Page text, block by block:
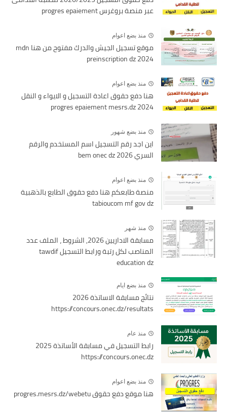
عبر منصة بروغرس progres epaiement
منذ بضع اعوام
موقع تسجيل الجيش والدرك مفتوح من هنا mdn
preinscription dz 2024
منذ بضع اعوام
هنا دفع حقوق اعادة التسجيل و الايواء و النقل
2024 progres epaiement mesrs.dz
منذ بضع شهور
اين اجد رقم التسجيل اسم المستخدم والرقم
السري bem onec dz 2026
منذ بضع اعوام
منصة طابعكم هنا دفع حقوق الطابع بالذهبية
tabioucom mf gov dz
منذ شهر
مسابقة الاداريين 2026, الشروط ، الملف عدد
المناصب لكل رتبة ورابط التسجيل tawdif
education dz
منذ بضع ايام
نتائج مسابقة الاساتذة 2026
https://concours.onec.dz/resultats
منذ عام
رابط التسجيل في مسابقة الأساتذة 2025
https://concours.onec.dz
منذ بضع اعوام
هنا موقع دفع حقوق progres.mesrs.dz/webetu